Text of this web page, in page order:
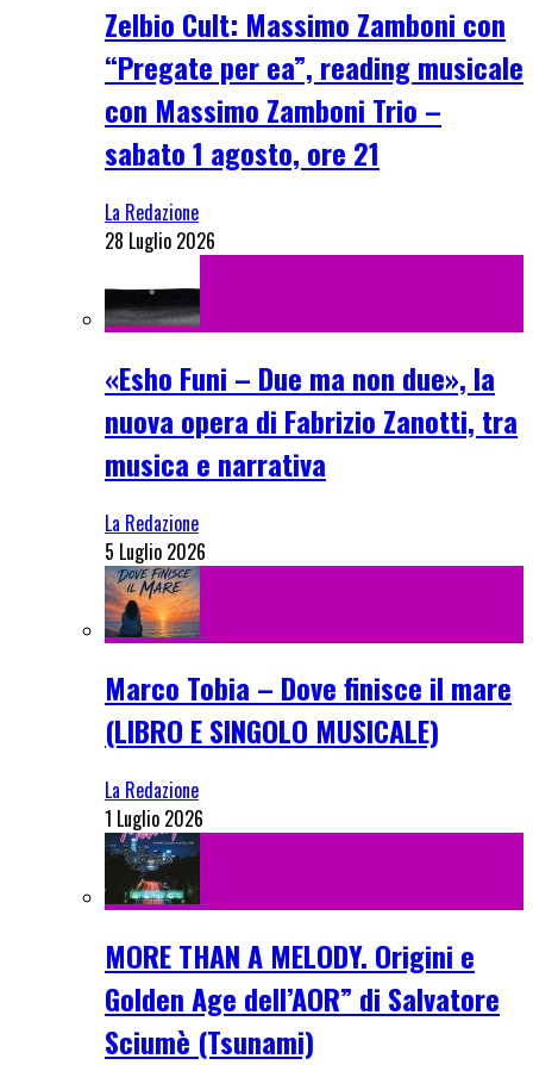
Zelbio Cult: Massimo Zamboni con
“Pregate per ea”, reading musicale
con Massimo Zamboni Trio –
sabato 1 agosto, ore 21
La Redazione
28 Luglio 2026
«Esho Funi – Due ma non due», la
nuova opera di Fabrizio Zanotti, tra
musica e narrativa
La Redazione
5 Luglio 2026
Marco Tobia – Dove finisce il mare
(LIBRO E SINGOLO MUSICALE)
La Redazione
1 Luglio 2026
MORE THAN A MELODY. Origini e
Golden Age dell’AOR” di Salvatore
Sciumè (Tsunami)